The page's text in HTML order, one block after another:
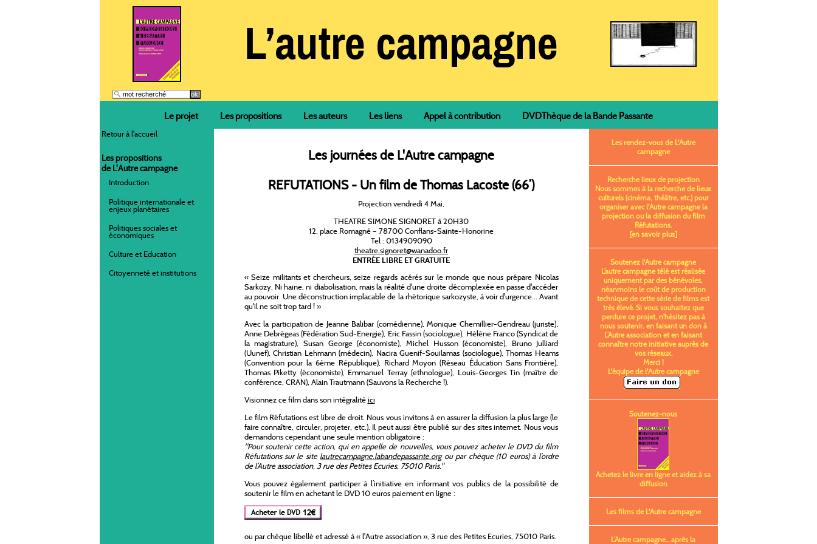
Le projet Les propositions Les auteurs Les liens Appel à contribution DVDThèque de la Bande Passante
Retour à l'accueil
Les propositions
de L'Autre campagne
Introduction
Politique internationale et
enjeux planétaires
Politiques sociales et
économiques
Culture et Education
Citoyenneté et institutions
Les journées de L'Autre campagne
REFUTATIONS - Un film de Thomas Lacoste (66’)
Projection vendredi 4 Mai,
THEATRE SIMONE SIGNORET à 20H30
12, place Romagné – 78700 Conflans-Sainte-Honorine
Tel : 0134909090
theatre.signoret@wanadoo.fr
ENTRÉE LIBRE ET GRATUITE
« Seize militants et chercheurs, seize regards acérés sur le monde que nous prépare Nicolas
Sarkozy. Ni haine, ni diabolisation, mais la réalité d'une droite décomplexée en passe d'accéder
au pouvoir. Une déconstruction implacable de la rhétorique sarkozyste, à voir d'urgence... Avant
qu'il ne soit trop tard ! »
Avec la participation de Jeanne Balibar (comédienne), Monique Chemillier-Gendreau (juriste),
Anne Debrégeas (Fédération Sud-Energie), Eric Fassin (sociologue), Hélène Franco (Syndicat de
la magistrature), Susan George (économiste), Michel Husson (économiste), Bruno Julliard
(Uunef), Christian Lehmann (médecin), Nacira Guenif-Souilamas (sociologue), Thomas Heams
(Convention pour la 6ème République), Richard Moyon (Réseau Éducation Sans Frontière),
Thomas Piketty (économiste), Emmanuel Terray (ethnologue), Louis-Georges Tin (maître de
conférence, CRAN), Alain Trautmann (Sauvons la Recherche !).
Visionnez ce film dans son intégralitéici
Le film Réfutations est libre de droit. Nous vous invitons à en assurer la diffusion la plus large (le
faire connaître, circuler, projeter, etc.). Il peut aussi être publié sur des sites internet. Nous vous
demandons cependant une seule mention obligatoire :
"Pour soutenir cette action, qui en appelle de nouvelles, vous pouvez acheter le DVD du film
Réfutations sur le site lautrecampagne.labandepassante.orgou par chèque (10 euros) à l’ordre
de l’Autre association, 3 rue des Petites Ecuries, 75010 Paris."
Vous pouvez également participer à l’initiative en informant vos publics de la possibilité de
soutenir le film en achetant le DVD 10 euros paiement en ligne :
ou par chèque libellé et adressé à « l'Autre association », 3 rue des Petites Ecuries, 75010 Paris.
Les rendez-vous de L'Autre
campagne
Recherche lieux de projection
Nous sommes à la recherche de lieux
culturels (cinéma, théâtre, etc.) pour
organiser avec l'Autre campagne la
projection ou la diffusion du film
Réfutations.
[en savoir plus]
Soutenez l'Autre campagne
L’autre campagne télé est réalisée
uniquement par des bénévoles,
néanmoins le coût de production
technique de cette série de films est
très élevé. Si vous souhaitez que
perdure ce projet, n'hésitez pas à
nous soutenir, en faisant un don à
L’Autre association et en faisant
connaître notre initiative auprès de
vos réseaux.
Merci !
L'équipe de l'Autre campagne
Soutenez-nous
Achetez le livre en ligne et aidez à sa
diffusion
Les films de L'Autre campagne
L’Autre campagne... après la